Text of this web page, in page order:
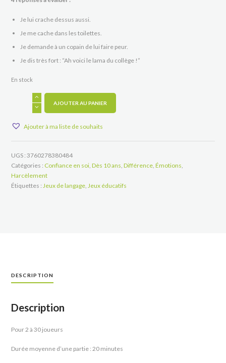
Je lui crache dessus aussi.
Je me cache dans les toilettes.
Je demande à un copain de lui faire peur.
Je dis très fort : “Ah voici le lama du collège !”
En stock
Bully
AJOUTER AU PANIER
Ajouter à ma liste de souhaits
UGS :3760278380484
Catégories : Confiance en soi ,Dès 10 ans ,Différence ,Émotions
Harcèlement
Étiquettes : Jeux de langage Jeux éducatifs
DESCRIPTION
Description
Pour 2 à 30 joueurs
Durée moyenne d’une partie : 20 minutes